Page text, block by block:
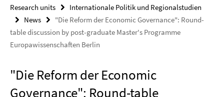
Research units
Internationale Politik und Regionalstudien
News
"Die Reform der Economic Governance": Round-
table discussion by post-graduate Master's Programme
Europawissenschaften Berlin
"Die Reform der Economic
Governance": Round-table